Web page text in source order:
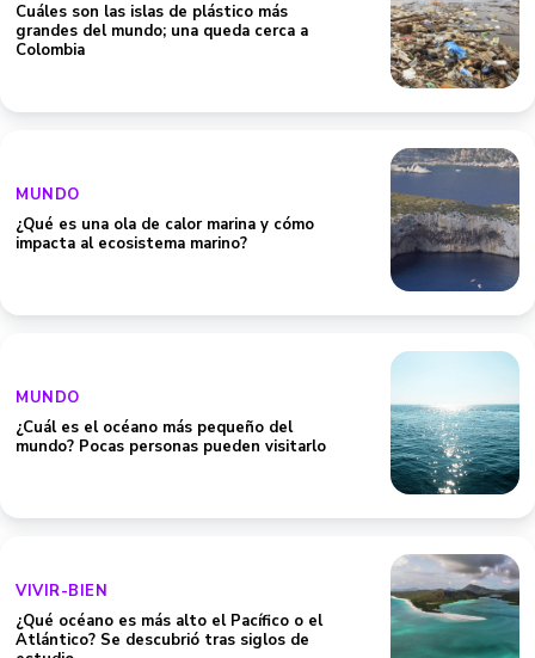
Cuáles son las islas de plástico más
grandes del mundo; una queda cerca a
Colombia
MUNDO
¿Qué es una ola de calor marina y cómo
impacta al ecosistema marino?
MUNDO
¿Cuál es el océano más pequeño del
mundo? Pocas personas pueden visitarlo
VIVIR-BIEN
¿Qué océano es más alto el Pacífico o el
Atlántico? Se descubrió tras siglos de